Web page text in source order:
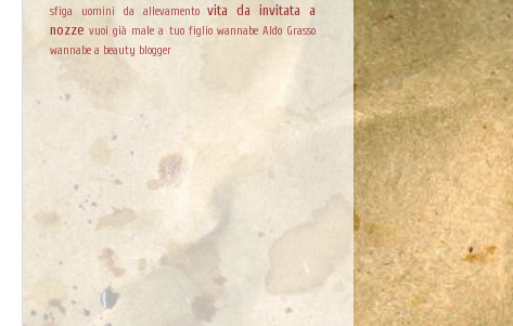
sfiga
uomini da allevamento
vita da invitata a
nozze vuoi già male a tuo figlio wannabe Aldo Grasso
wannabe a beauty blogger